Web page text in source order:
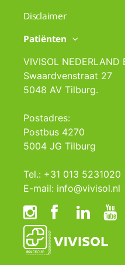
Disclaimer
Patiënten
VIVISOL NEDERLAND
Swaardvenstraat 27
5048 AV Tilburg.
Postadres:
Postbus 4270
5004 JG Tilburg
Tel.: +31 013 5231020
E-mail: info@vivisol.nl